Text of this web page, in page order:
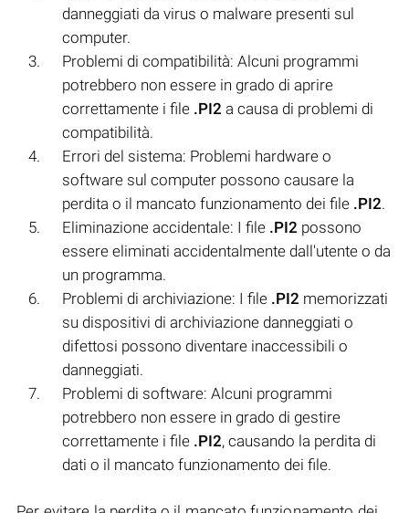
danneggiati da virus o malware presenti sul
computer.
Problemi di compatibilità: Alcuni programmi
potrebbero non essere in grado di aprire
correttamente i file .PI2 a causa di problemi di
compatibilità.
Errori del sistema: Problemi hardware o
software sul computer possono causare la
perdita o il mancato funzionamento dei file .PI2.
Eliminazione accidentale: I file .PI2 possono
essere eliminati accidentalmente dall'utente o da
un programma.
Problemi di archiviazione: I file .PI2 memorizzati
su dispositivi di archiviazione danneggiati o
difettosi possono diventare inaccessibili o
danneggiati.
Problemi di software: Alcuni programmi
potrebbero non essere in grado di gestire
correttamente i file .PI2, causando la perdita di
dati o il mancato funzionamento dei file.